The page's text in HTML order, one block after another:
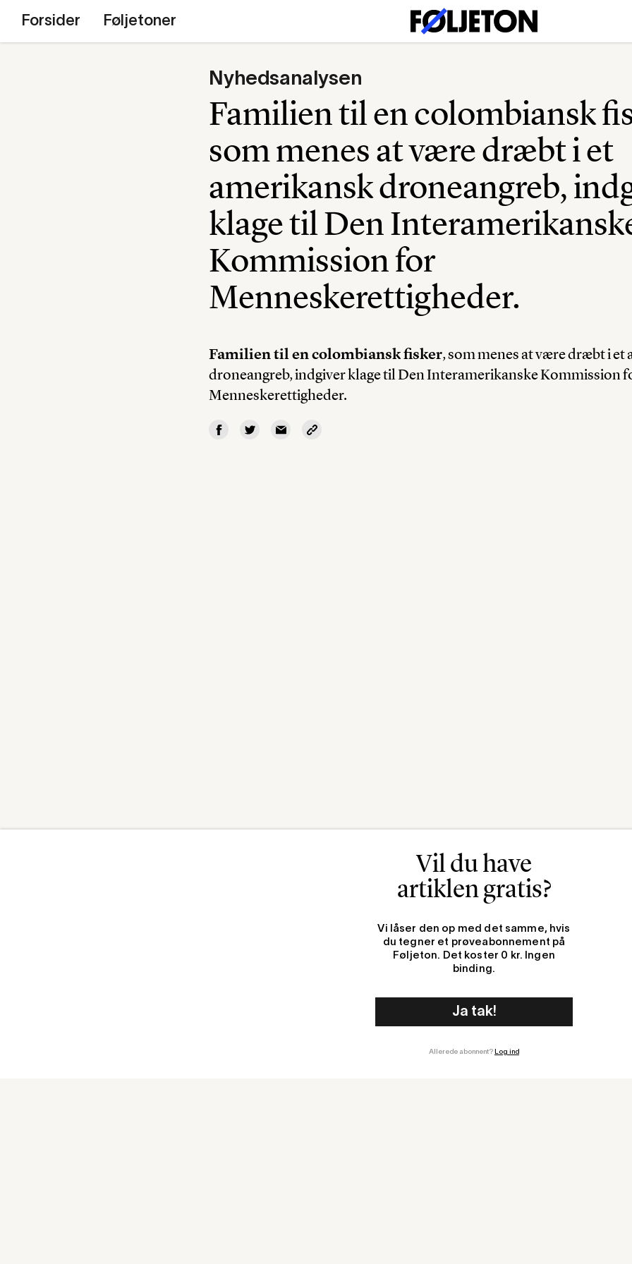
Forsider Føljetoner
Nyhedsanalysen
Familien til en colombiansk
som menes at være dræbt i et
amerikansk droneangreb,
klage til Den
Kommission for
Menneskerettigheder.
Familien til en colombiansk fisker, som menes at være dræbt i et
droneangreb, indgiver klage til Den Interamerikanske Kommission
Menneskerettigheder.
Vil du have
artiklen gratis?
Vi låser den op med det samme, hvis
du tegner et prøveabonnement på
Føljeton. Det koster 0 kr. Ingen
binding.
Allerede abonnent? Log ind